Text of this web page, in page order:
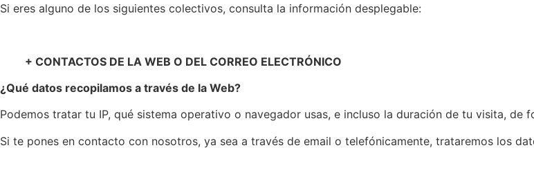
Si eres alguno de los siguientes colectivos, consulta la información desplegable:
+ CONTACTOS DE LA WEB O DEL CORREO ELECTRÓNICO
¿Qué datos recopilamos a través de la Web?
Podemos tratar tu IP, qué sistema operativo o navegador usas, e incluso la duración de tu visita, de
Si te pones en contacto con nosotros, ya sea a través de email o telefónicamente, trataremos los